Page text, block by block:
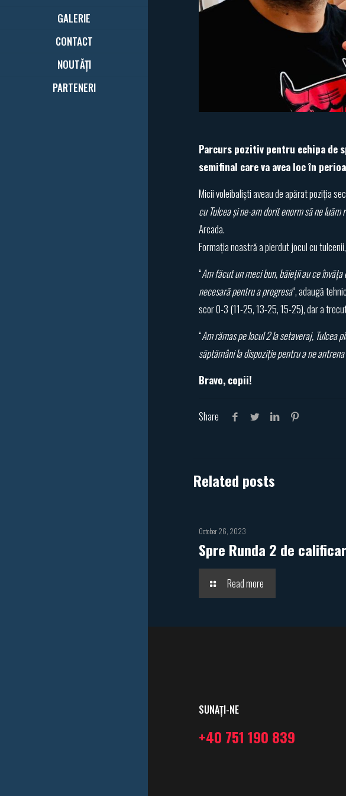
GALERIE
CONTACT
NOUTĂȚI
PARTENERI
Parcurs pozitiv pentru echipa de
semifinal care va avea loc în
Micii voleibaliști aveau de apărat poziția
cu Tulcea și ne-am dorit enorm să ne
Arcada.
Formația noastră a pierdut jocul cu
“Am făcut un meci bun, băieții au ce
necesară pentru a progresa“, adaugă
scor 0-3 (11-25, 13-25, 15-25), dar a
“Am rămas pe locul 2 la setaveraj, Tulcea
săptămâni la dispoziție pentru a ne
Bravo, copii!
Share
Related posts
October 26, 2023
Spre Runda 2 de
Read more
SUNAȚI-NE
+40 751 190 839